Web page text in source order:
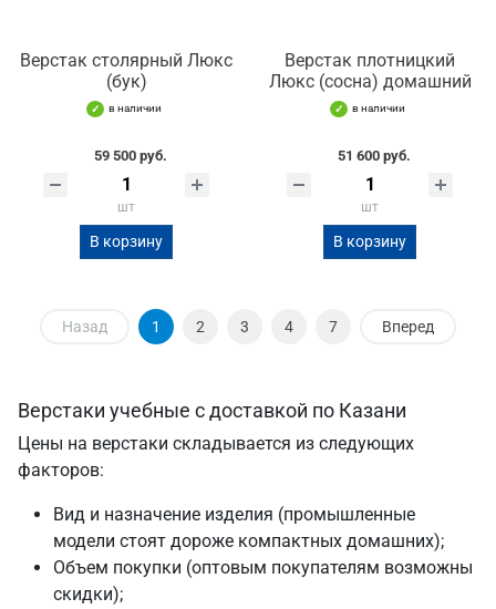
Верстак столярный Люкс
(бук)
в наличии
59 500 руб.
шт
В корзину
Верстак плотницкий
Люкс (сосна) домашний
в наличии
51 600 руб.
шт
В корзину
Назад 1 2 3 4 7 Вперед
Верстаки учебные с доставкой по Казани
Цены на верстаки складывается из следующих
факторов:
Вид и назначение изделия (промышленные
модели стоят дороже компактных домашних);
Объем покупки (оптовым покупателям возможны
скидки);